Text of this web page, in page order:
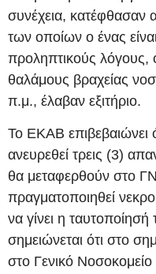
συνέχεια, κατέφθασαν
των οποίων ο ένας
προληπτικούς λόγους,
θαλάμους βραχείας
π.μ., έλαβαν εξιτήριο.
Το ΕΚΑΒ επιβεβαιώνει
ανευρεθεί τρεις (3)
θα μεταφερθούν στο
πραγματοποιηθεί
να γίνει η
σημειώνεται ότι στο
στο Γενικό